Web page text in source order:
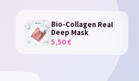
Bio-Collagen Real
Deep Mask
5,50 €